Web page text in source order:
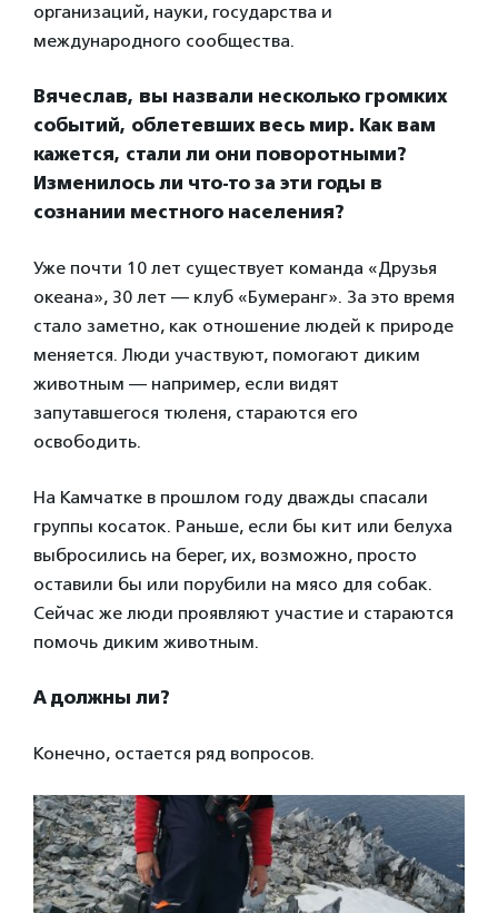
организаций, науки, государства и
международного сообщества.
Вячеслав, вы назвали несколько громких
событий, облетевших весь мир. Как вам
кажется, стали ли они поворотными?
Изменилось ли что-то за эти годы в
сознании местного населения?
Уже почти 10 лет существует команда «Друзья
океана», 30 лет — клуб «Бумеранг». За это время
стало заметно, как отношение людей к природе
меняется. Люди участвуют, помогают диким
животным — например, если видят
запутавшегося тюленя, стараются его
освободить.
На Камчатке в прошлом году дважды спасали
группы косаток. Раньше, если бы кит или белуха
выбросились на берег, их, возможно, просто
оставили бы или порубили на мясо для собак.
Сейчас же люди проявляют участие и стараются
помочь диким животным.
А должны ли?
Конечно, остается ряд вопросов.